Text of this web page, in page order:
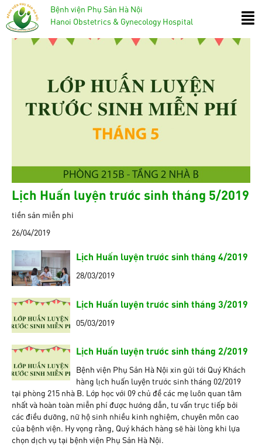
Bệnh viện Phụ Sản Hà Nội
Hanoi Obstetrics & Gynecology Hospital
Lịch Huấn luyện trước sinh tháng 5/2019
tiền sản miễn phi
26/04/2019
Lịch Huấn luyện trước sinh tháng 4/2019
28/03/2019
Lịch Huấn luyện trước sinh tháng 3/2019
05/03/2019
Lịch Huấn luyện trước sinh tháng 2/2019
Bệnh viện Phụ Sản Hà Nội xin gửi tới Quý Khách
hàng lịch huấn luyện trước sinh tháng 02/2019
tại phòng 215 nhà B. Lớp học với 09 chủ đề các mẹ luôn quan tâm
nhất và hoàn toàn miễn phí được hướng dẫn, tư vấn trực tiếp bởi
các điều dưỡng, nữ hộ sinh nhiều kinh nghiệm, chuyên môn cao
của bệnh viện. Hy vọng rằng, Quý khách hàng sẽ hài lòng khi lựa
chọn dịch vụ tại bệnh viện Phụ Sản Hà Nội.